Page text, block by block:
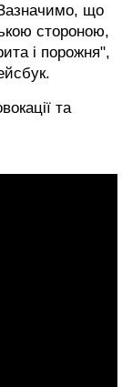
Зазначимо, що
стороною,
і порожня",
та